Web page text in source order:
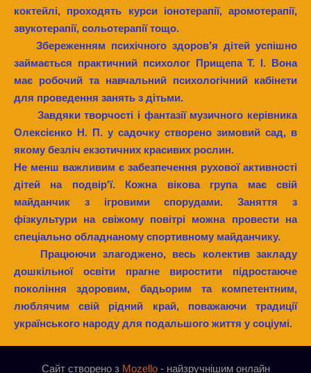
коктейлі, проходять курси іонотерапії, аромотерапії,
звукотерапії, сольотерапії тощо.
Збереженням психічного здоров’я дітей успішно
займається практичний психолог Прищепа Т. І. Вона
має робочий та навчальний психологічний кабінети
для проведення занять з дітьми.
Завдяки творчості і фантазії музичного керівника
Олексієнко Н. П. у садочку створено зимовий сад, в
якому безліч екзотичних красивих рослин.
Не менш важливим є забезпечення рухової активності
дітей на подвір'ї. Кожна вікова група має свій
майданчик з ігровими спорудами. Заняття з
фізкультури на свіжому повітрі можна провести на
спеціально обладнаному спортивному майданчику.
Працюючи злагоджено, весь колектив закладу
дошкільної освіти прагне виростити підростаюче
покоління здоровим, бадьорим та компетентним,
люблячим свій рідний край, поважаючи традиції
українського народу для подальшого життя у соціумі.
Сайт створено з Mozello- найзручнішим онлайн